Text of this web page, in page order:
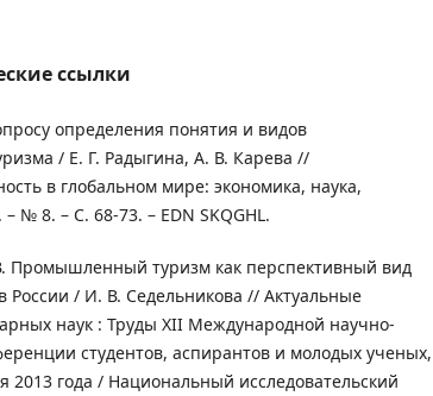
ссылки
определения понятия и видов
/ Е. Г. Радыгина, А. В. Карева //
в глобальном мире: экономика, наука,
№ 8. – С. 68-73. – EDN SKQGHL.
Промышленный туризм как перспективный вид
России / И. В. Седельникова // Актуальные
наук : Труды XII Международной научно-
студентов, аспирантов и молодых ученых,
2013 года / Национальный исследовательский